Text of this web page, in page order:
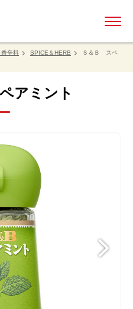
香辛料 SPICE＆HERB
Ｓ＆Ｂ スペ
アミント